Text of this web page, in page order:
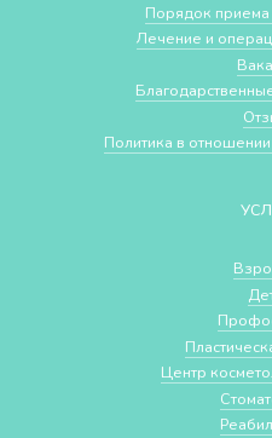
Порядок
Лечение и
Политика в
Центр